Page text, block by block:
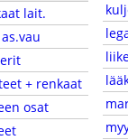
lait.
+ renkaat
osat